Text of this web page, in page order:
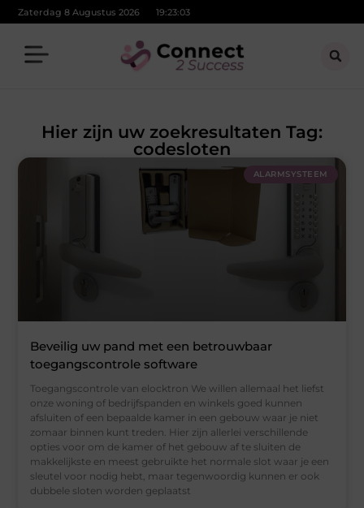
Zaterdag 8 Augustus 2026 19:23:03
Hier zijn uw zoekresultaten Tag:
codesloten
ALARMSYSTEEM
Beveilig uw pand met een betrouwbaar
toegangscontrole software
Toegangscontrole van elocktron We willen allemaal het liefst
onze woning of bedrijfspanden en winkels goed kunnen
afsluiten of een bepaalde kamer in een gebouw waar je niet
zomaar binnen kunt treden. Hier zijn allerlei verschillende
opties voor om de kamer of het gebouw af te sluiten de
makkelijkste en meest gebruikte het normale slot waar je een
sleutel voor nodig hebt, maar tegenwoordig kunnen er ook
dubbele sloten worden geplaatst